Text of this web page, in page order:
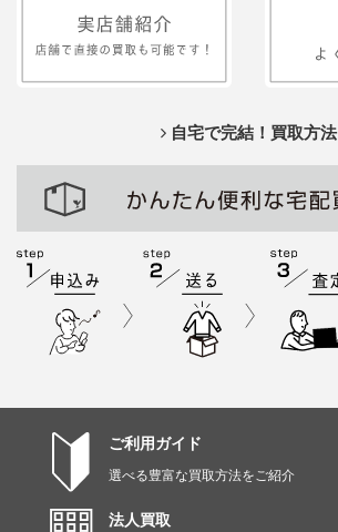
自宅で完結！買取方法
ご利用ガイド
選べる豊富な買取方法をご紹介
法人買取